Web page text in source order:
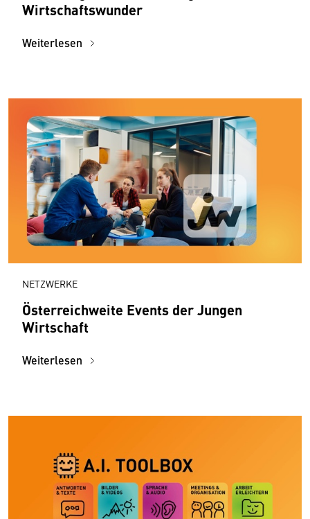
Wirtschaftswunder
Weiterlesen
NETZWERKE
Österreichweite Events der Jungen
Wirtschaft
Weiterlesen